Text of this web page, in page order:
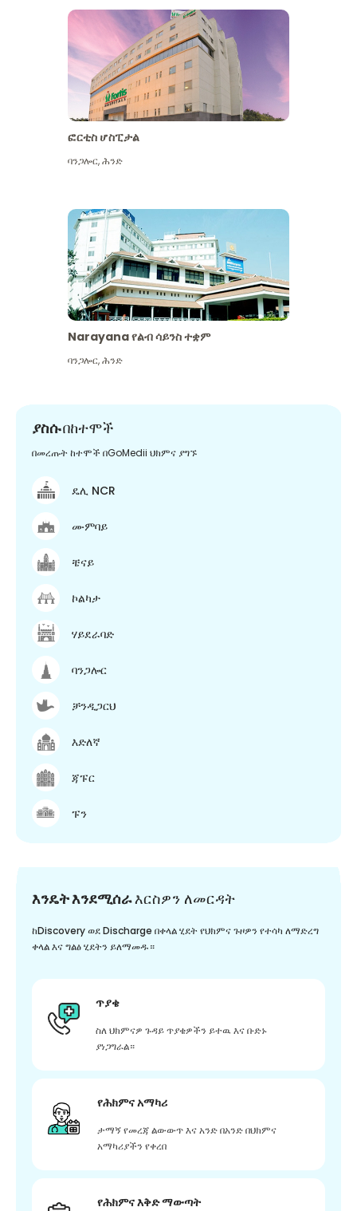
ፎርቲስ ሆስፒታል
ባንጋሎር,ሕንድ
Narayana የልብ ሳይንስ ተቋም
ባንጋሎር,ሕንድ
ያስሱበከተሞች
በመረጡት ከተሞች በGoMedii ህክምና ያግኙ
ዴሊ NCR
ሙምባይ
ቼናይ
ኮልካታ
ሃይደራባድ
ባንጋሎር
ቻንዲጋርህ
እድለኛ
ጃፑር
ፑን
እንዴት እንደሚሰራእርስዎን ለመርዳት
ከDiscovery ወደ Discharge በቀላል ሂደት የህክምና ጉዞዎን የተሳካ ለማድረግ
ቀላል እና ግልፅ ሂደትን ይለማመዱ።
ጥያቄ
ስለ ህክምናዎ ጉዳይ ጥያቄዎችን ይተዉ እና ቡድኑ
ያነጋግራል።
የሕክምና አማካሪ
ታማኝ የመረጃ ልውውጥ እና አንድ በአንድ በህክምና
አማካሪያችን የቀረበ
የሕክምና እቅድ ማውጣት